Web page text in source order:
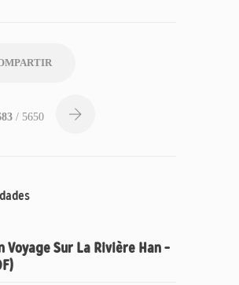
/ 5650
Voyage Sur La Rivière Han –